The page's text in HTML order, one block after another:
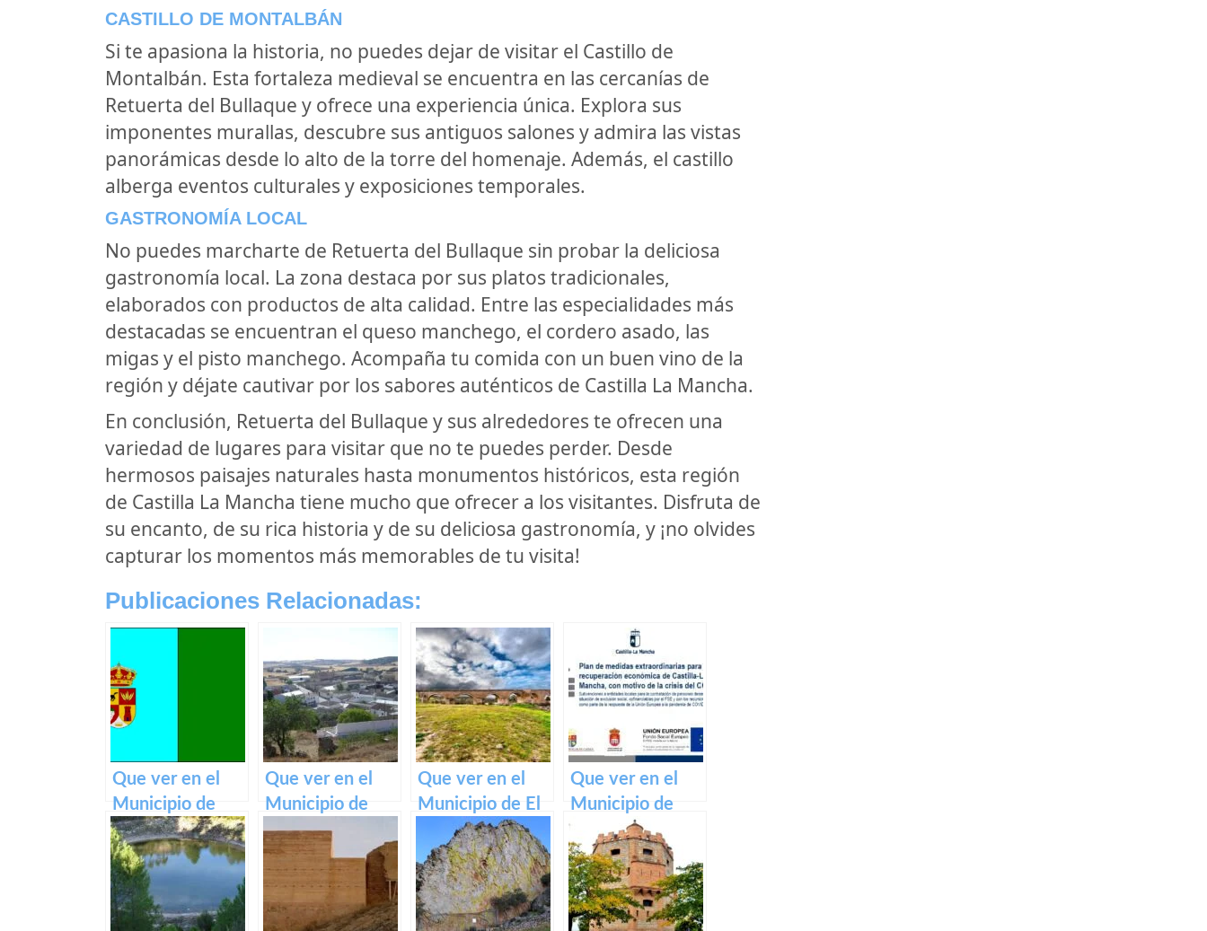
CASTILLO DE MONTALBÁN
Si te apasiona la historia, no puedes dejar de visitar el Castillo de
Montalbán. Esta fortaleza medieval se encuentra en las cercanías de
Retuerta del Bullaque y ofrece una experiencia única. Explora sus
imponentes murallas, descubre sus antiguos salones y admira las vistas
panorámicas desde lo alto de la torre del homenaje. Además, el castillo
alberga eventos culturales y exposiciones temporales.
GASTRONOMÍA LOCAL
No puedes marcharte de Retuerta del Bullaque sin probar la deliciosa
gastronomía local. La zona destaca por sus platos tradicionales,
elaborados con productos de alta calidad. Entre las especialidades más
destacadas se encuentran el queso manchego, el cordero asado, las
migas y el pisto manchego. Acompaña tu comida con un buen vino de la
región y déjate cautivar por los sabores auténticos de Castilla La Mancha.
En conclusión, Retuerta del Bullaque y sus alrededores te ofrecen una
variedad de lugares para visitar que no te puedes perder. Desde
hermosos paisajes naturales hasta monumentos históricos, esta región
de Castilla La Mancha tiene mucho que ofrecer a los visitantes. Disfruta de
su encanto, de su rica historia y de su deliciosa gastronomía, y ¡no olvides
capturar los momentos más memorables de tu visita!
Publicaciones Relacionadas:
Que ver en el
Municipio de
Cedillo del
Condado en
Castilla La
Mancha
Que ver en el
Municipio de
Villalgordo del
Marquesado en
Castilla La
Mancha
Que ver en el
Municipio de El
Puente del
Arzobispo en
Castilla La
Mancha
Que ver en el
Municipio de
Quintanar del
Rey en Castilla
La Mancha